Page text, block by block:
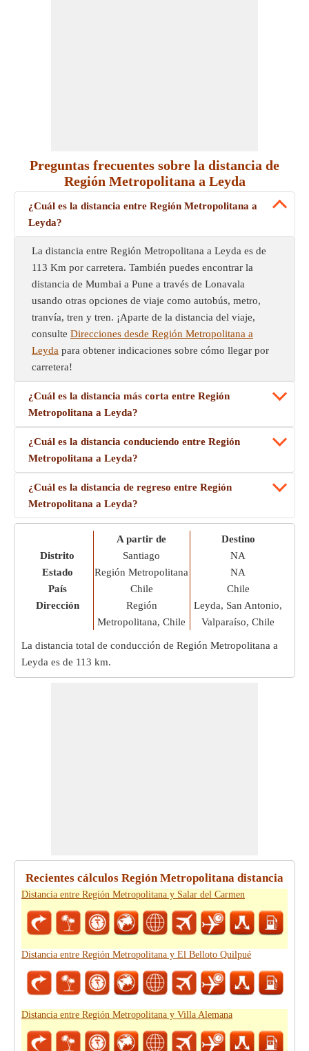
Preguntas frecuentes sobre la distancia de
Región Metropolitana a Leyda
¿Cuál es la distancia entre Región Metropolitana a
Leyda?
La distancia entre Región Metropolitana a Leyda es de
113 Km por carretera. También puedes encontrar la
distancia de Mumbai a Pune a través de Lonavala
usando otras opciones de viaje como autobús, metro,
tranvía, tren y tren. ¡Aparte de la distancia del viaje,
consulte Direcciones desde Región Metropolitana a
Leyda para obtener indicaciones sobre cómo llegar por
carretera!
¿Cuál es la distancia más corta entre Región
Metropolitana a Leyda?
¿Cuál es la distancia conduciendo entre Región
Metropolitana a Leyda?
¿Cuál es la distancia de regreso entre Región
Metropolitana a Leyda?
Distrito
Estado
País
Dirección
A partir de
Santiago
Región Metropolitana
Chile
Región
Metropolitana, Chile
Destino
NA
NA
Chile
Leyda, San Antonio,
Valparaíso, Chile
La distancia total de conducción de Región Metropolitana a
Leyda es de 113 km.
Recientes cálculos Región Metropolitana distancia
Distancia entre Región Metropolitana y Salar del Carmen
Distancia entre Región Metropolitana y El Belloto Quilpué
Distancia entre Región Metropolitana y Villa Alemana